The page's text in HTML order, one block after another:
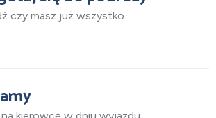
czy masz już wszystko.